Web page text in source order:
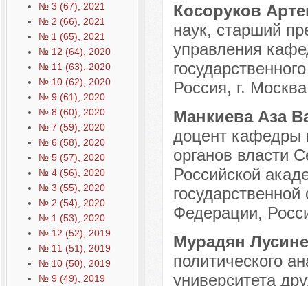
№ 3 (67), 2021
№ 2 (66), 2021
№ 1 (65), 2021
№ 12 (64), 2020
№ 11 (63), 2020
№ 10 (62), 2020
№ 9 (61), 2020
№ 8 (60), 2020
№ 7 (59), 2020
№ 6 (58), 2020
№ 5 (57), 2020
№ 4 (56), 2020
№ 3 (55), 2020
№ 2 (54), 2020
№ 1 (53), 2020
№ 12 (52), 2019
№ 11 (51), 2019
№ 10 (50), 2019
№ 9 (49), 2019
Косоруков
наук, старший
управления
Россия, г.
Манкиева Аза
доцент кафедры
органов власти
Российской
Федерации,
Мурадян
политического
университета